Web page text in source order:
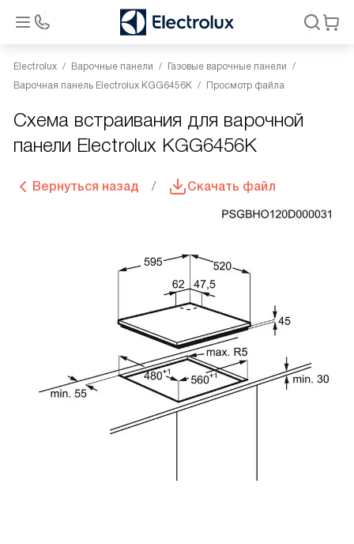
Electrolux Варочные панели
Газовые варочные панели
Варочная панель Electrolux KGG6456K
Просмотр файла
Схема встраивания для варочной
панели Electrolux KGG6456K
Вернуться назад Скачать файл